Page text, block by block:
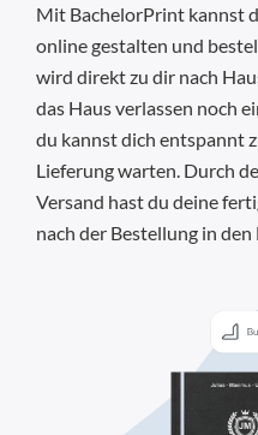
Mit BachelorPrint kannst
online gestalten und
wird direkt zu dir nach
das Haus verlassen noch
du kannst dich entspannt
Lieferung warten. Durch
Versand hast du deine
nach der Bestellung in den